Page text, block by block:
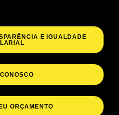
E IGUALDADE
ORÇAMENTO